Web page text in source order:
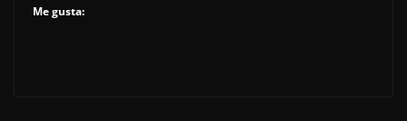
Me gusta: